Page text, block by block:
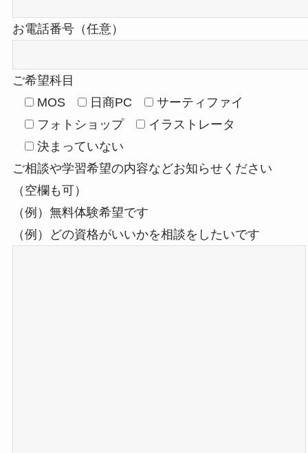
お電話番号（任意）
ご希望科目
MOS
日商PC
サーティファイ
フォトショップ
イラストレータ
決まっていない
ご相談や学習希望の内容などお知らせください
（空欄も可）
（例）無料体験希望です
（例）どの資格がいいかを相談をしたいです